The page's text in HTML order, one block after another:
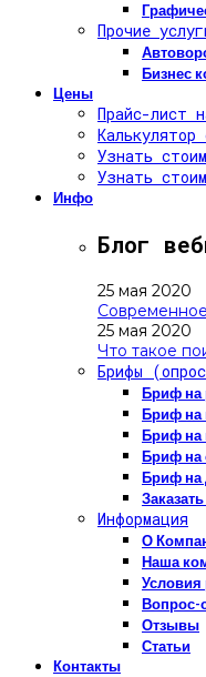
Прочие
Бизнес
Цены
Прайс-лист
Узнать
Узнать
Инфо
Блог
25 мая 2020
25 мая 2020
Что такое
Брифы
Бриф на
Бриф на
Бриф на
Бриф на
Бриф на
Информация
О
Наша
Условия
Вопрос-
Отзывы
Статьи
Контакты